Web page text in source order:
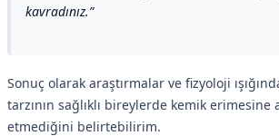
kavradınız.
Sonuç olarak araştırmalar ve fizyoloji
tarzının sağlıklı bireylerde kemik erimesine
etmediğini belirtebilirim.